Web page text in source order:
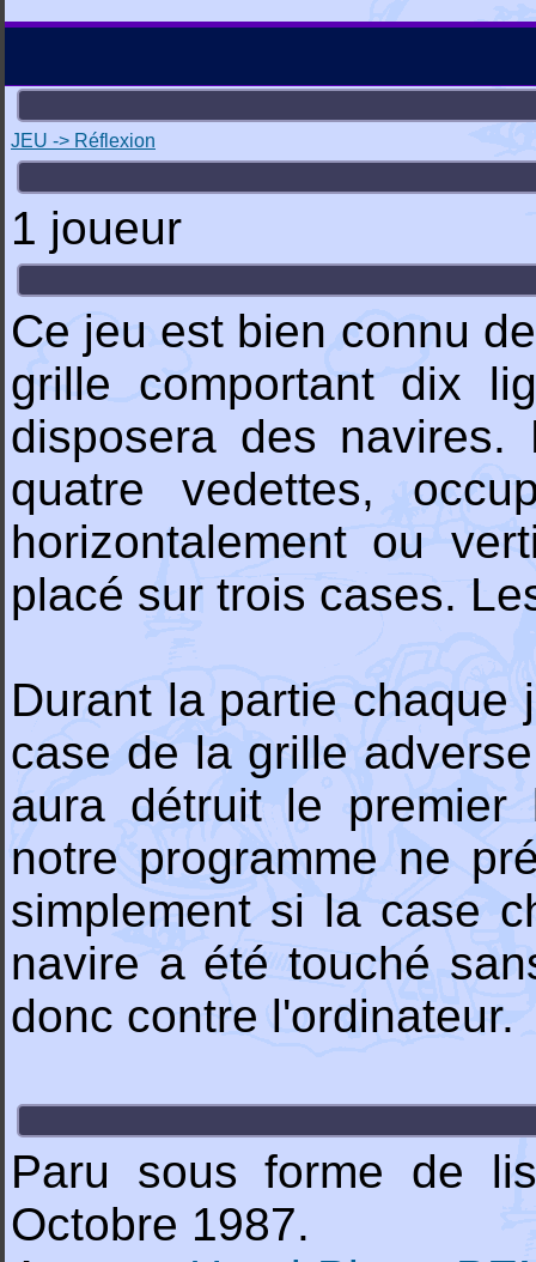
JEU -> Réflexion
1 joueur
Ce jeu est bien connu
grille comportant dix
disposera des
quatre vedettes,
horizontalement ou
placé sur trois cases.
Durant la partie chaque
case de la grille
aura détruit le premier
notre programme ne
simplement si la case
navire a été touché
donc contre l'ordinateur.
Paru sous forme de
Octobre 1987.